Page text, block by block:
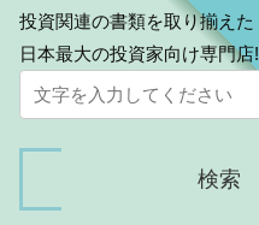
投資関連の書類を取り揃えた
日本最大の投資家向け専門店!